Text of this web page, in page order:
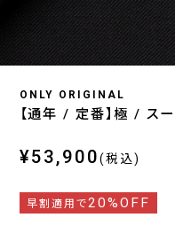
ONLY ORIGINAL
【通年 / 定番】極 / ス
¥53,900(税込)
早割適用で20%OFF